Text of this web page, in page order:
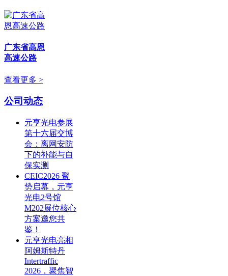
广东省高恩
高速公路
查看更多 >
公司动态
元亨光电参展
第十六届交博
会：离网安防
下的补能与自
保实测
CEIC2026 聚
势启幕，元亨
光电2号馆
M202展位核心
方案邀您共
鉴！
元亨光电亮相
阿姆斯特丹
Intertraffic
2026，聚焦智